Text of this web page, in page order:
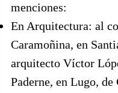
menciones:
En Arquitectura: al
Caramoñina, en
arquitecto Víctor
Paderne, en Lugo,